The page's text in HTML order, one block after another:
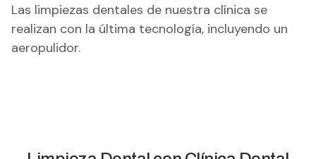
Las limpiezas dentales de nuestra clínica se
realizan con la última tecnología, incluyendo un
aeropulidor.